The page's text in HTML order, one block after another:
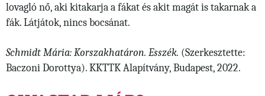
lovagló nő, aki kitakarja a fákat és akit magát is takarnak a
fák. Látjátok, nincs bocsánat.
Schmidt Mária: Korszakhatáron. Esszék. (Szerkesztette:
Baczoni Dorottya). KKTTK Alapítvány, Budapest, 2022.